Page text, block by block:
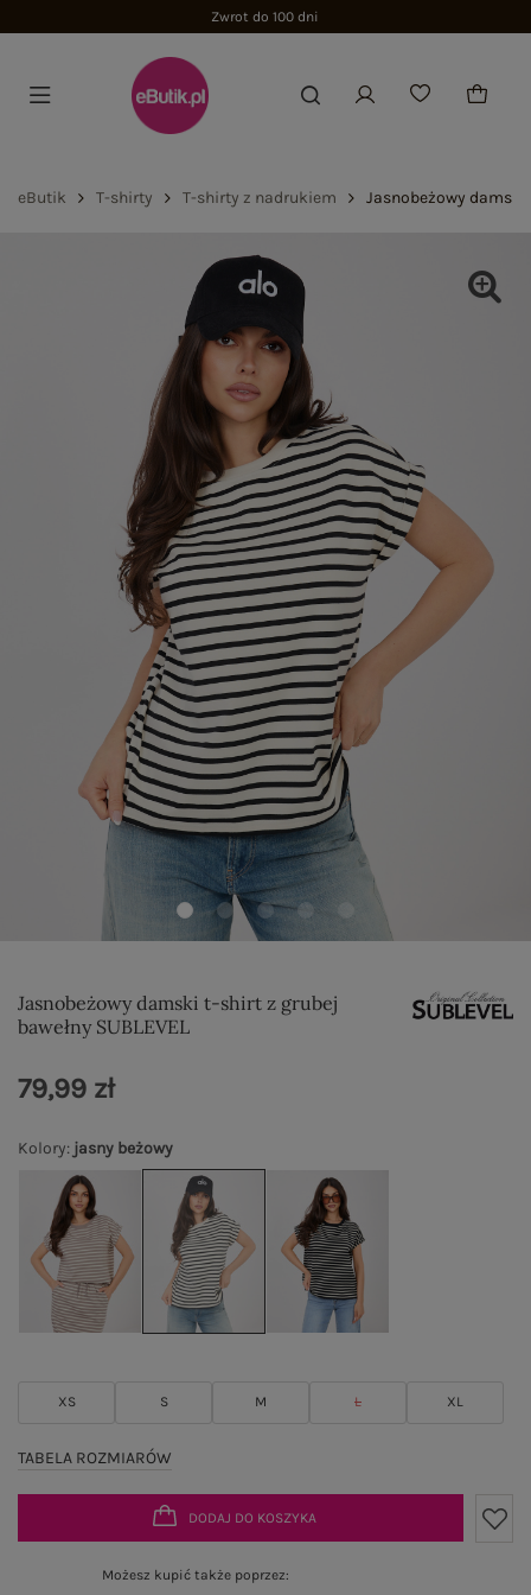
Zwrot do 100 dni
eButik T-shirty T-shirty z nadrukiem Jasnobeżowy damski
Jasnobeżowy damski t-shirt z grubej
bawełny SUBLEVEL
Kolory: jasny beżowy
XS S M L XL
TABELA ROZMIARÓW
79,99 zł
DODAJ DO KOSZYKA
Możesz kupić także poprzez: